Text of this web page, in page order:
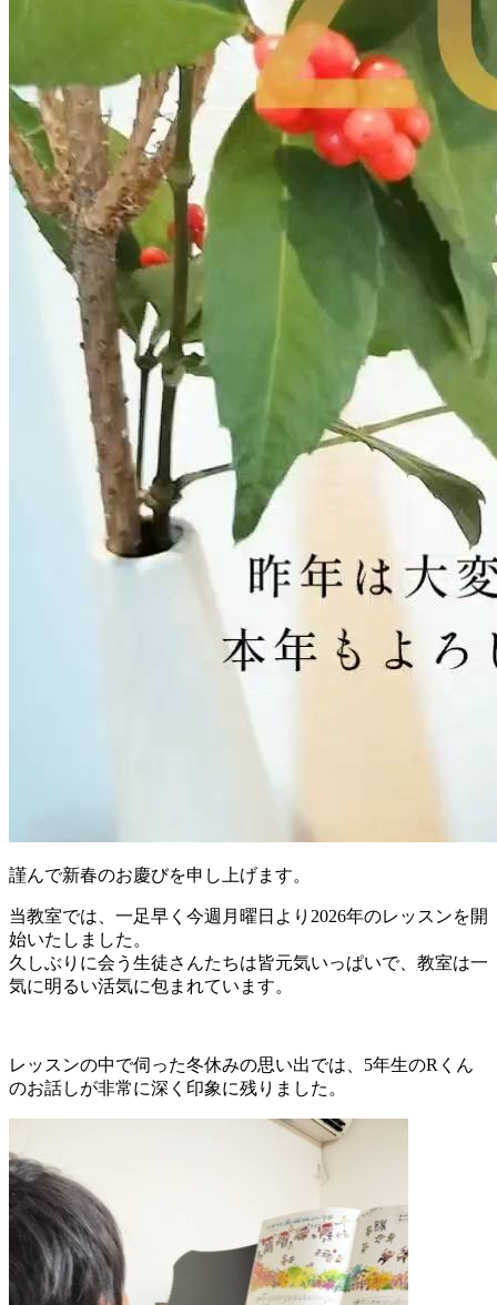
謹んで新春のお慶びを申し上げます。
当教室では、一足早く今週月曜日より2026年のレッスンを開
始いたしました。
久しぶりに会う生徒さんたちは皆元気いっぱいで、教室は一
気に明るい活気に包まれています。
レッスンの中で伺った冬休みの思い出では、5年生のRくん
のお話しが非常に深く印象に残りました。